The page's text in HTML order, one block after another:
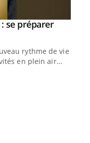
se préparer
rythme de vie !
en plein air…